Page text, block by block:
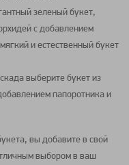
зеленый букет,
с добавлением
и естественный букет
выберитебукет из
папоротника и
, вы добавите в свой
выбором в ваш